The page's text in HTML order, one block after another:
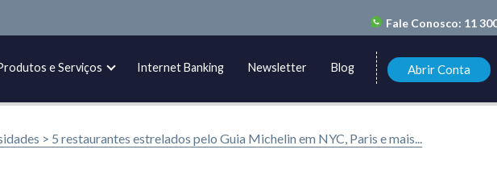
Fale Conosco: 11
e Serviços Internet Banking Newsletter Blog Abrir Conta
> 5 restaurantes estrelados pelo Guia Michelin em NYC, Paris e mais...